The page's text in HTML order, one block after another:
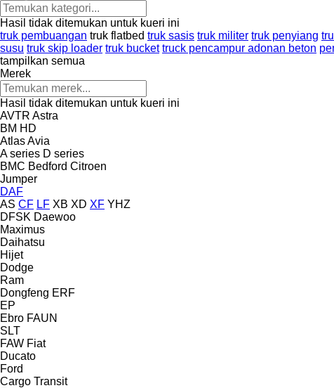
Hasil tidak ditemukan untuk kueri ini
truk pembuangan truk flatbed truk sasis truk militer truk penyiang
susu truk skip loader truk bucket truck pencampur adonan beton
tampilkan semua
Merek
Hasil tidak ditemukan untuk kueri ini
AVTR Astra
BM HD
AtlasAvia
A series D series
BMC Bedford Citroen
Jumper
DAF
AS CF LF XB XD XF YHZ
DFSK Daewoo
Maximus
Daihatsu
Hijet
Dodge
Ram
Dongfeng ERF
EP
Ebro FAUN
SLT
FAW Fiat
Ducato
Ford
Cargo Transit